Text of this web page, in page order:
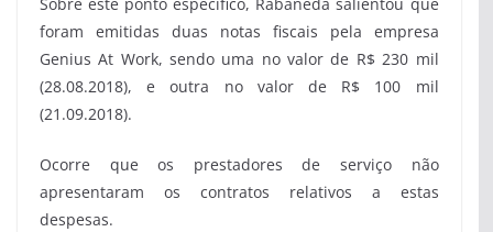
foram emitidas duas notas fiscais pela empresa
Genius At Work, sendo uma no valor de R$ 230 mil
(28.08.2018), e outra no valor de R$ 100 mil
(21.09.2018).
Ocorre que os prestadores de serviço não
apresentaram os contratos relativos a estas
despesas.